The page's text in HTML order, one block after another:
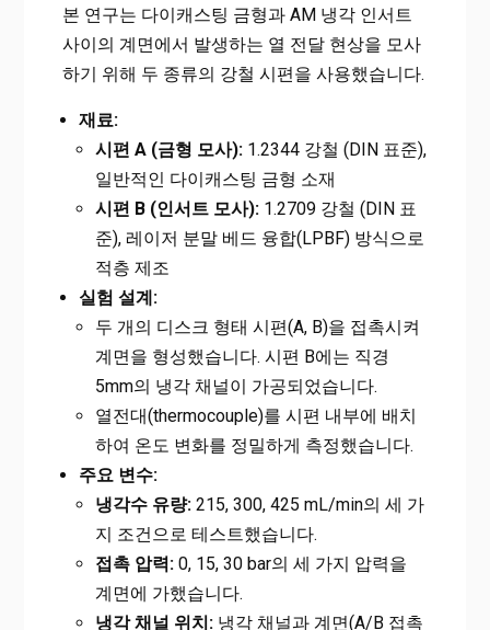
본 연구는 다이캐스팅 금형과 AM 냉각 인서트
사이의 계면에서 발생하는 열 전달 현상을 모사
하기 위해 두 종류의 강철 시편을 사용했습니다.
재료:
시편 A (금형 모사):1.2344 강철 (DIN 표준),
일반적인 다이캐스팅 금형 소재
시편 B (인서트 모사):1.2709 강철 (DIN 표
준), 레이저 분말 베드 융합(LPBF) 방식으로
적층 제조
실험 설계:
두 개의 디스크 형태 시편(A, B)을 접촉시켜
계면을 형성했습니다. 시편 B에는 직경
5mm의 냉각 채널이 가공되었습니다.
열전대(thermocouple)를 시편 내부에 배치
하여 온도 변화를 정밀하게 측정했습니다.
주요 변수:
냉각수 유량:215, 300, 425 mL/min의 세 가
지 조건으로 테스트했습니다.
접촉 압력:0, 15, 30 bar의 세 가지 압력을
계면에 가했습니다.
냉각 채널 위치:냉각 채널과 계면(A/B 접촉